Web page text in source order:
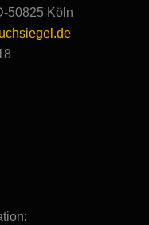
50825 Köln